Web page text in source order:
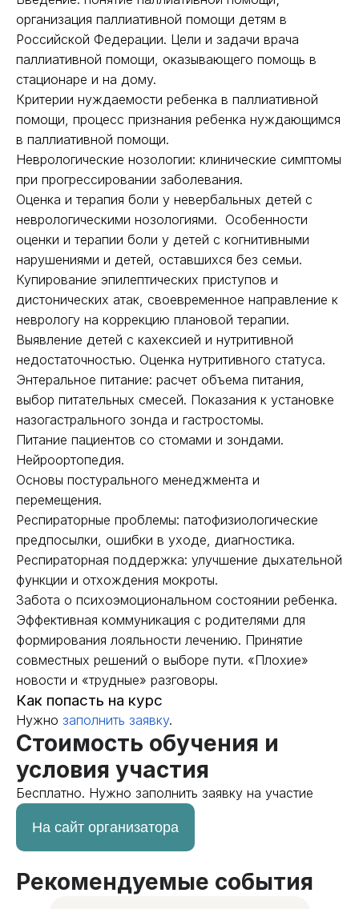
организация паллиативной помощи детям в
Российской Федерации. Цели и задачи врача
паллиативной помощи, оказывающего помощь в
стационаре и на дому.
Критерии нуждаемости ребенка в паллиативной
помощи, процесс признания ребенка нуждающимся
в паллиативной помощи.
Неврологические нозологии: клинические симптомы
при прогрессировании заболевания.
Оценка и терапия боли у невербальных детей с
неврологическими нозологиями. Особенности
оценки и терапии боли у детей с когнитивными
нарушениями и детей, оставшихся без семьи.
Купирование эпилептических приступов и
дистонических атак, своевременное направление к
неврологу на коррекцию плановой терапии.
Выявление детей с кахексией и нутритивной
недостаточностью. Оценка нутритивного статуса.
Энтеральное питание: расчет объема питания,
выбор питательных смесей. Показания к установке
назогастрального зонда и гастростомы.
Питание пациентов со стомами и зондами.
Нейроортопедия.
Основы постурального менеджмента и
перемещения.
Респираторные проблемы: патофизиологические
предпосылки, ошибки в уходе, диагностика.
Респираторная поддержка: улучшение дыхательной
функции и отхождения мокроты.
Забота о психоэмоциональном состоянии ребенка.
Эффективная коммуникация с родителями для
формирования лояльности лечению. Принятие
совместных решений о выборе пути. «Плохие»
новости и «трудные» разговоры.
Как попасть на курс
Нужно заполнить заявку.
Стоимость обучения и
условия участия
Бесплатно. Нужно заполнить заявку на участие
На сайт организатора
Рекомендуемые события